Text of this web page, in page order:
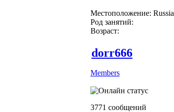
Местоположение: Russia
Род занятий:
Возраст:
dorr666
Members
3771 сообщений